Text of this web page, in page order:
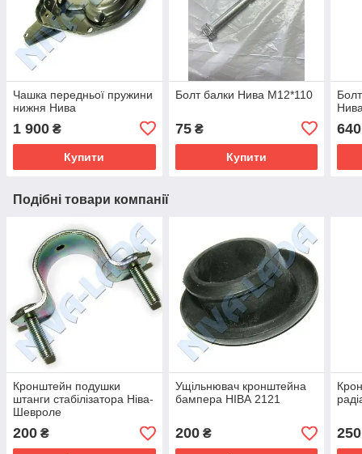
Чашка передньої пружини
нижня Нива
1 900 ₴
Купити
Болт балки Нива М12*110
75₴
Купити
640
Подібні товари компанії
Кронштейн подушки
штанги стабілізатора Ніва-
Шевроле
200 ₴
Ущільнювач кронштейна
бампера НІВА 2121
200₴ 250